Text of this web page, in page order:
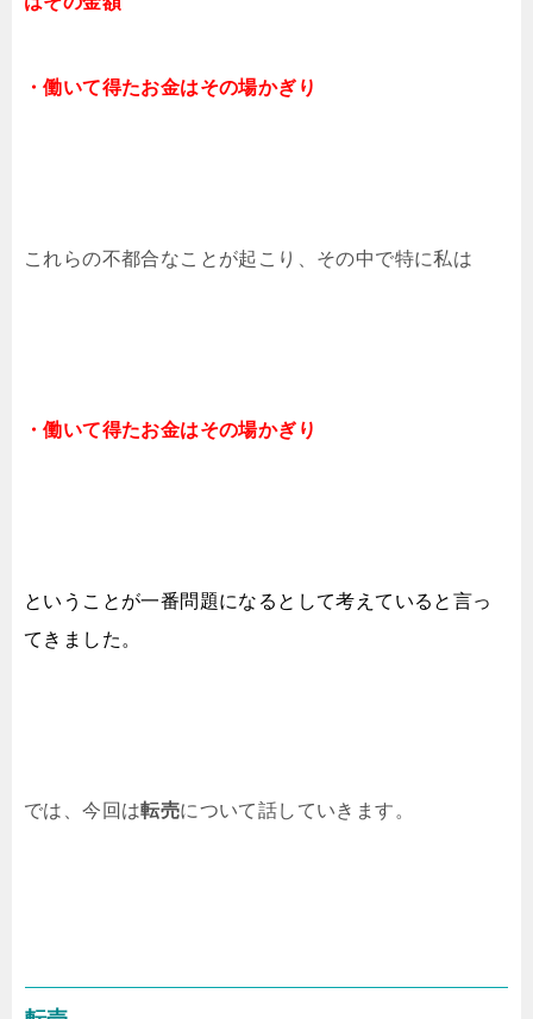
・働いて得たお金はその場かぎり
これらの不都合なことが起こり、その中で特に私は
・働いて得たお金はその場かぎり
ということが一番問題になるとして考えていると言っ
てきました。
では、今回は転売について話していきます。